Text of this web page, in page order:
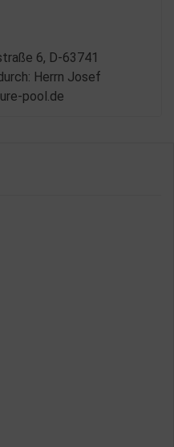
6, D-63741
Herrn Josef
pool.de